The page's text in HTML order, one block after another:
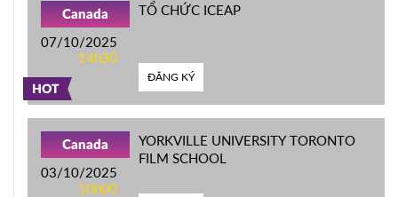
HOT
Canada
07/10/2025
14h30
TỔ CHỨC ICEAP
ĐĂNG KÝ
Canada
03/10/2025
10h00
YORKVILLE UNIVERSITY TORONTO
FILM SCHOOL